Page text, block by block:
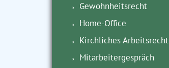
Gewohnheitsrecht
Home-Office
Kirchliches Arbeitsrecht
Mitarbeitergespräch